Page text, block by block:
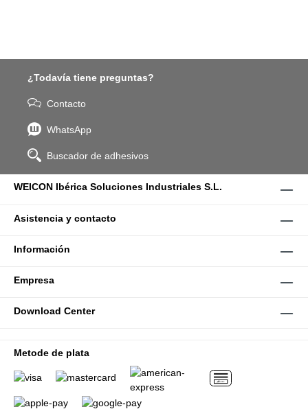
¿Todavía tiene preguntas?
Contacto
WhatsApp
Buscador de adhesivos
WEICON Ibérica Soluciones Industriales S.L.
Asistencia y contacto
Información
Empresa
Download Center
Metode de plata